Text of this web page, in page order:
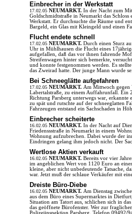
Einbrecher in der Werkstatt
17.02.05 NEUMARKT. In der Nacht zum
Goldschmidtstraße in Neumarkt das
Werkstatt. Er durchsuchte die Räume und
Bargeld, ein Glas mit Kleingeld und einen
Flucht endete schnell
17.02.05 NEUMARKT. Durch einen Sturz
Uhr in Mühlhausen die Flucht eines
aufgefallen, daß das vor ihnen fahrende
Streifenwagen hinter sich bemerkte,
und konnte festgenommen werden. Es
das Zweirad hatte. Der junge Mann wurde
Bei Schneeglätte aufgefahren
17.02.05 NEUMARKT. Am Mittwoch gegen
Labertalstraße, zu einem Auffahrunfall. Ein
Richtung Parsberg unterwegs war,
zu spät und rutschte auf der schneeglatten
Fahrzeugen entstand ein Sachschaden in
Einbrecher scheiterte
16.02.05 NEUMARKT. In der Nacht auf
Friedenssstraße in Neumarkt in einem
Wohnung aufzubrechen. Dabei wurde der
Eindringen gelang ihm jedoch nicht. Der
Wertlose Aktien verkauft
16.02.05 NEUMARKT. Bereits vor vier
im angeblichen Wert von 1120 Euro an
kleine, aber nicht unbedeutende Tatsache,
war. Jetzt muß der schlaue Verkäufer mit
Dreiste Büro-Diebe
16.02.05 NEUMARKT. Am Dienstag
aus dem Büro eines Supermarktes in
Situation am Tatort aus, schlichen sich in
das geöffnete Bürofenster. Wer zur